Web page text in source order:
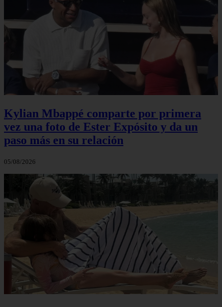
Kylian Mbappé comparte por primera
vez una foto de Ester Expósito y da un
paso más en su relación
05/08/2026